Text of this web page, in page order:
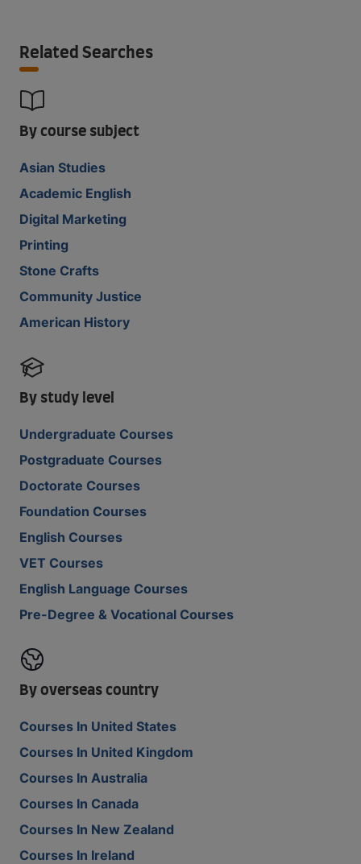
Related Searches
By course subject
Asian Studies
Academic English
Digital Marketing
Printing
Stone Crafts
Community Justice
American History
By study level
Undergraduate Courses
Postgraduate Courses
Doctorate Courses
Foundation Courses
English Courses
VET Courses
English Language Courses
Pre-Degree & Vocational Courses
By overseas country
Courses In United States
Courses In United Kingdom
Courses In Australia
Courses In Canada
Courses In New Zealand
Courses In Ireland